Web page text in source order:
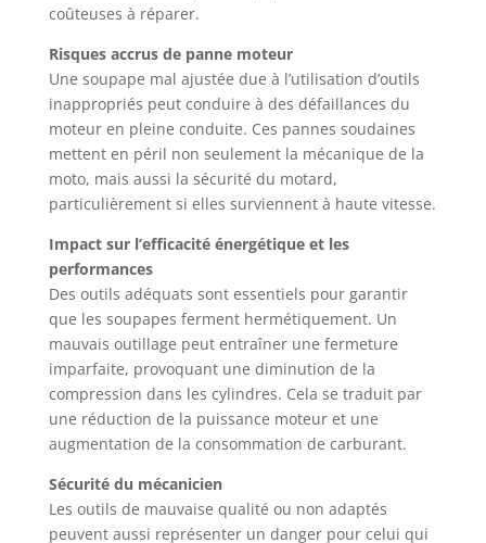
coûteuses à réparer.
Risques accrus de panne moteur
Une soupape mal ajustée due à l’utilisation d’outils
inappropriés peut conduire à des défaillances du
moteur en pleine conduite. Ces pannes soudaines
mettent en péril non seulement la mécanique de la
moto, mais aussi la sécurité du motard,
particulièrement si elles surviennent à haute vitesse.
Impact sur l’efficacité énergétique et les
performances
Des outils adéquats sont essentiels pour garantir
que les soupapes ferment hermétiquement. Un
mauvais outillage peut entraîner une fermeture
imparfaite, provoquant une diminution de la
compression dans les cylindres. Cela se traduit par
une réduction de la puissance moteur et une
augmentation de la consommation de carburant.
Sécurité du mécanicien
Les outils de mauvaise qualité ou non adaptés
peuvent aussi représenter un danger pour celui qui